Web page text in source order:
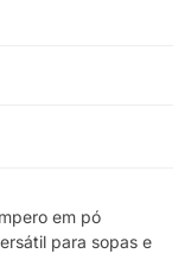
em pó
para sopas e